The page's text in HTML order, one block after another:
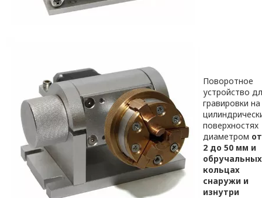
Поворотное
устройство
гравировки на
поверхностях
диаметром от
2 до 50 мм и
обручальных
кольцах
снаружи и
изнутри